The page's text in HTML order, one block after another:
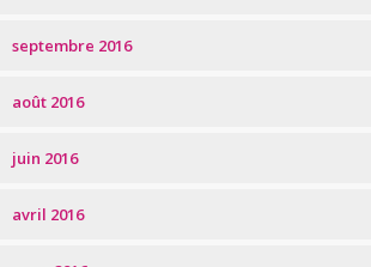
septembre 2016
août 2016
juin 2016
avril 2016